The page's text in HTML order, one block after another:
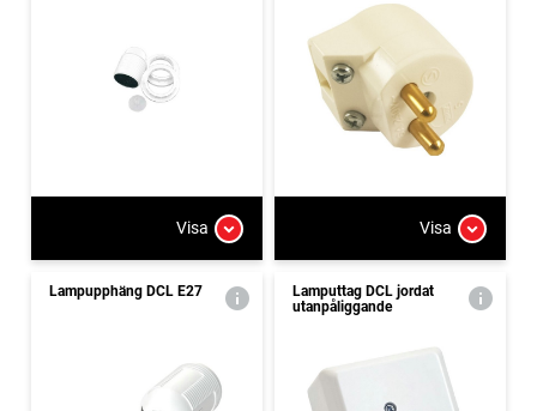
Visa Visa
Lampupphäng DCL E27
Lamputtag DCL jordat
utanpåliggande